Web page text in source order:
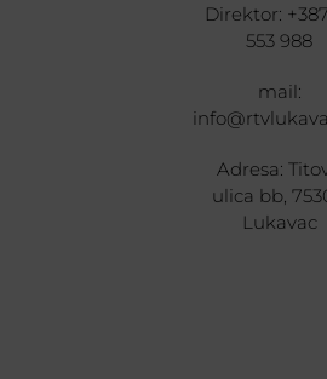
Direktor:
553 988
mail:
Adresa:
ulica bb,
Lukavac